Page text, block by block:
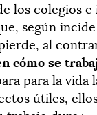
los colegios
según
al
cómo se
para la vida
útiles,